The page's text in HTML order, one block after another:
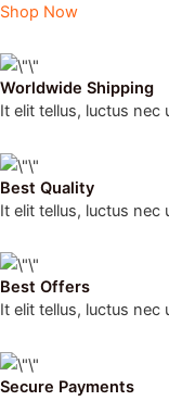
Shop Now
Worldwide Shipping
It elit tellus, luctus nec
Best Quality
It elit tellus, luctus nec
Best Offers
It elit tellus, luctus nec
Secure Payments